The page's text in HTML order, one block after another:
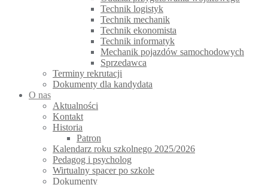
Technik logistyk
Technik mechanik
Technik ekonomista
Technik informatyk
Mechanik pojazdów samochodowych
Sprzedawca
Terminy rekrutacji
Dokumenty dla kandydata
O nas
Aktualności
Kontakt
Historia
Patron
Kalendarz roku szkolnego 2025/2026
Pedagog i psycholog
Wirtualny spacer po szkole
Dokumenty